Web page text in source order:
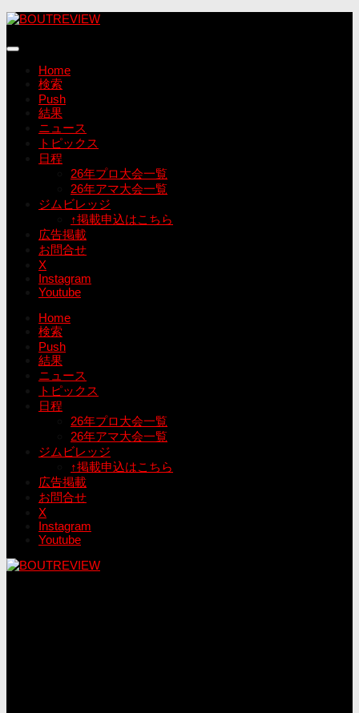
コ
テ
Home
検索
Push
結果
ニュース
トピックス
日程
26年プロ大会一覧
26年アマ大会一覧
ジムビレッジ
↑掲載申込はこちら
広告掲載
お問合せ
X
Instagram
Youtube
Home
検索
Push
結果
ニュース
トピックス
日程
26年プロ大会一覧
26年アマ大会一覧
ジムビレッジ
↑掲載申込はこちら
広告掲載
お問合せ
X
Instagram
Youtube